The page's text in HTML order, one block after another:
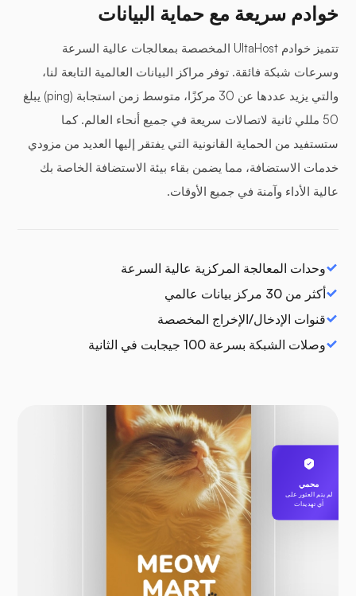
خوادم سريعة مع حماية البيانات
تتميز خوادم UltaHost المخصصة بمعالجات عالية السرعة
وسرعات شبكة فائقة. توفر مراكز البيانات العالمية التابعة لنا،
والتي يزيد عددها عن 30 مركزًا، متوسط زمن استجابة (ping) يبلغ
50 مللي ثانية لاتصالات سريعة في جميع أنحاء العالم. كما
ستستفيد من الحماية القانونية التي يفتقر إليها العديد من مزودي
خدمات الاستضافة، مما يضمن بقاء بيئة الاستضافة الخاصة بك
عالية الأداء وآمنة في جميع الأوقات.
وحدات المعالجة المركزية عالية السرعة
أكثر من 30 مركز بيانات عالمي
قنوات الإدخال/الإخراج المخصصة
وصلات الشبكة بسرعة 100 جيجابت في الثانية
محمي
لم يتم العثور على
أي تهديدات